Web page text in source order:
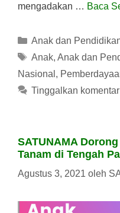
mengadakan … Baca
Kategori
Anak dan
Tag
Anak, Anak dan
Nasional ,
Tinggalkan komentar
SATUNAMA
Tanam di Tengah
Agustus 3, 2021 oleh